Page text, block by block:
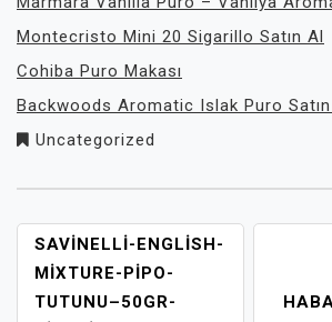
Montecristo Mini 20 Sigarillo Satın Al
Cohiba Puro Makası
Backwoods Aromatic Islak Puro
Uncategorized
YAZI
GEZINMESI
SAVINELLI-ENGLISH-
MIXTURE-PIPO-
TUTUNU–50GR-